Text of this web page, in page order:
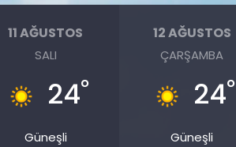
11 AĞUSTOS
SALI
24°
Güneşli
12 AĞUSTOS
ÇARŞAMBA
24°
Güneşli